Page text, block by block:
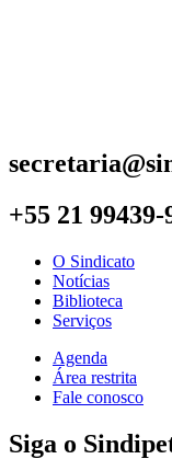
+55 21 99439-
O Sindicato
Notícias
Biblioteca
Serviços
Agenda
Área restrita
Fale conosco
Siga o